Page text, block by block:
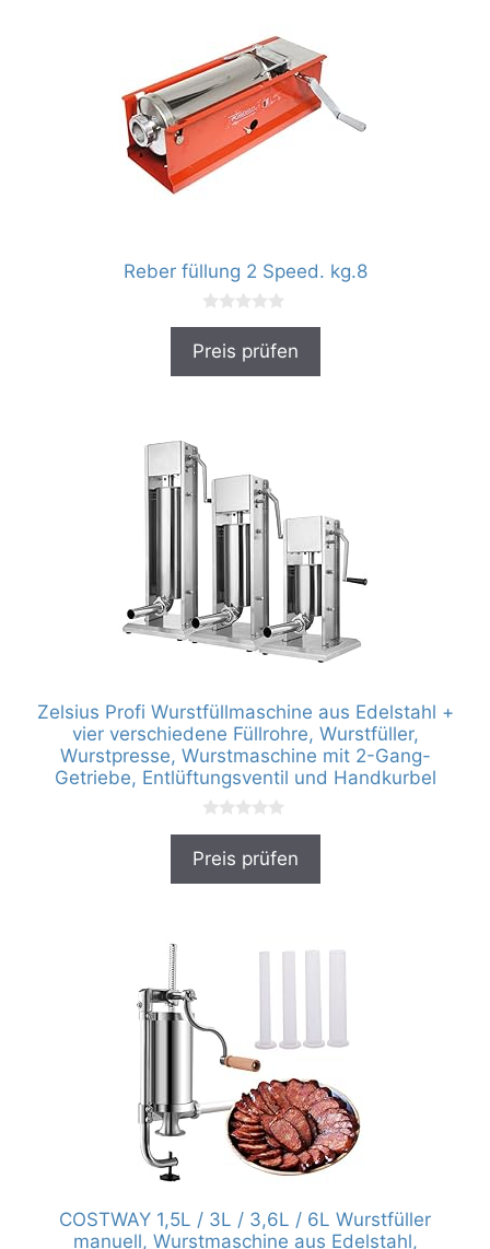
Reber füllung 2 Speed. kg.8
0
o
Preis prüfen
Zelsius Profi Wurstfüllmaschine aus Edelstahl +
vier verschiedene Füllrohre, Wurstfüller,
Wurstpresse, Wurstmaschine mit 2-Gang-
Getriebe, Entlüftungsventil und Handkurbel
o
Preis prüfen
COSTWAY 1,5L / 3L / 3,6L / 6L Wurstfüller
manuell, Wurstmaschine aus Edelstahl,